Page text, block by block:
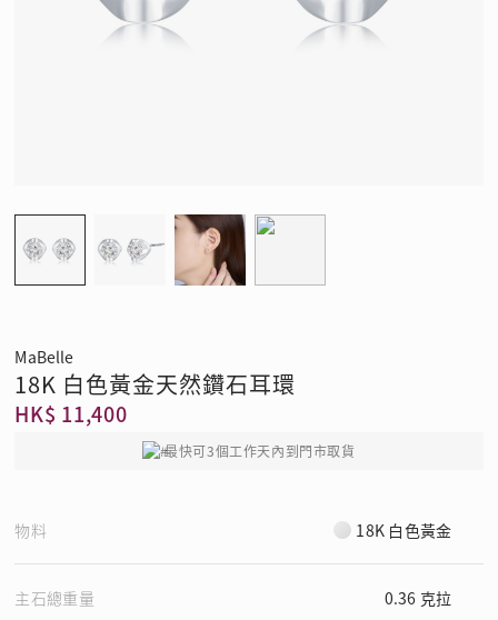
MaBelle
18K 白色黃金天然鑽石耳環
HK$ 11,400
最快可3個工作天內到門市取貨
物料 18K 白色黃金
主石總重量 0.36 克拉